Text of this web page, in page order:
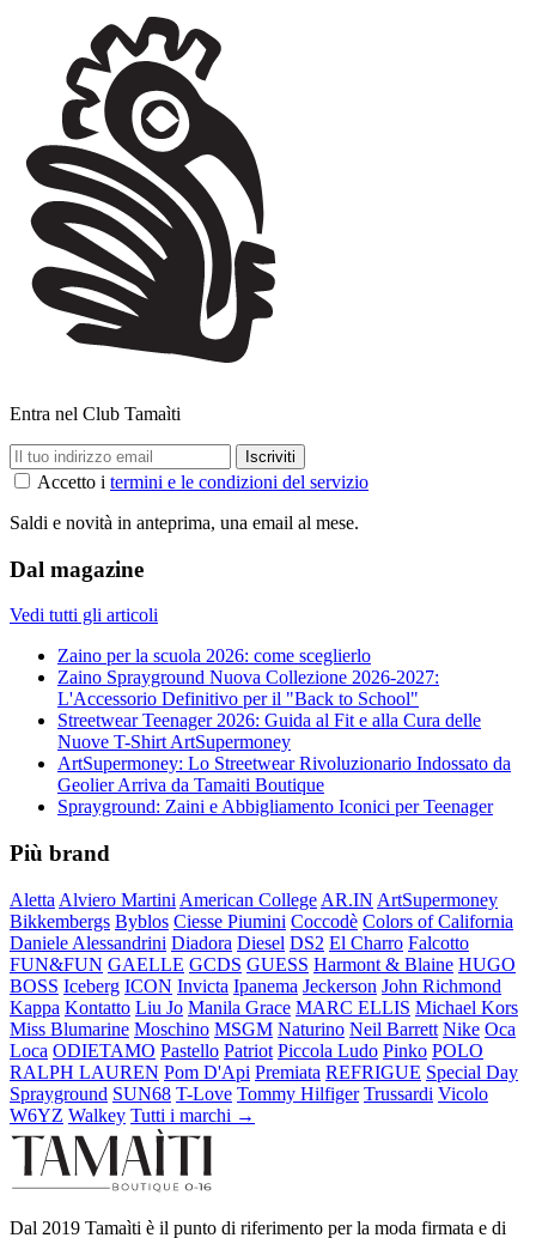
Entra nel Club Tamaìti
Accetto i termini e le condizioni del servizio
Saldi e novità in anteprima, una email al mese.
Dal magazine
Vedi tutti gli articoli
Zaino per la scuola 2026: come sceglierlo
Zaino Sprayground Nuova Collezione 2026-2027:
L'Accessorio Definitivo per il "Back to School"
Streetwear Teenager 2026: Guida al Fit e alla Cura delle
Nuove T-Shirt ArtSupermoney
ArtSupermoney: Lo Streetwear Rivoluzionario Indossato da
Geolier Arriva da Tamaiti Boutique
Sprayground: Zaini e Abbigliamento Iconici per Teenager
Più brand
Aletta Alviero Martini American College AR.IN ArtSupermoney
Bikkembergs Byblos Ciesse Piumini Coccodè Colors of California
Daniele Alessandrini Diadora Diesel DS2 El Charro Falcotto
FUN&FUN GAELLE GCDS GUESS Harmont & Blaine HUGO
BOSS Iceberg ICON Invicta Ipanema Jeckerson John Richmond
Kappa Kontatto Liu Jo Manila Grace MARC ELLIS Michael Kors
Miss Blumarine Moschino MSGM Naturino Neil Barrett Nike Oca
Loca ODIETAMO Pastello Patriot Piccola Ludo Pinko POLO
RALPH LAUREN Pom D'Api Premiata REFRIGUE Special Day
Sprayground SUN68 T-Love Tommy Hilfiger Trussardi Vicolo
W6YZ Walkey Tutti i marchi →
Dal 2019 Tamaìti è il punto di riferimento per la moda firmata e di